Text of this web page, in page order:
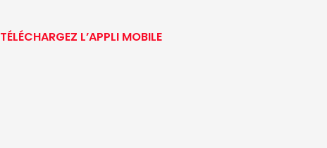
TÉLÉCHARGEZ L’APPLI MOBILE